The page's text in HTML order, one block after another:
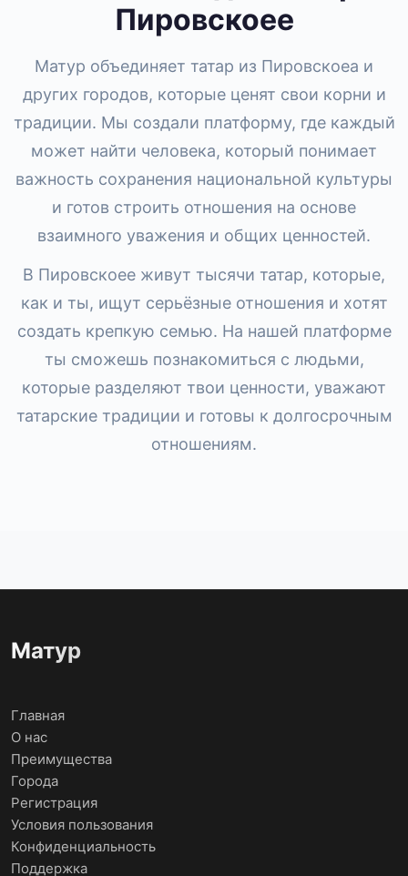
Пировскоее
Матур объединяет татар из Пировскоеа и
других городов, которые ценят свои корни и
традиции. Мы создали платформу, где каждый
может найти человека, который понимает
важность сохранения национальной культуры
и готов строить отношения на основе
взаимного уважения и общих ценностей.
В Пировскоее живут тысячи татар, которые,
как и ты, ищут серьёзные отношения и хотят
создать крепкую семью. На нашей платформе
ты сможешь познакомиться с людьми,
которые разделяют твои ценности, уважают
татарские традиции и готовы к долгосрочным
отношениям.
Матур
Главная
О нас
Преимущества
Города
Регистрация
Условия пользования
Конфиденциальность
Поддержка